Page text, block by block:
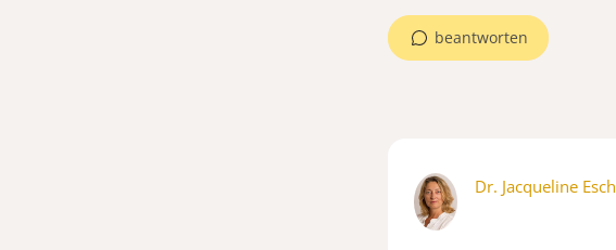
beantworten
Dr. Jacqueline Esch